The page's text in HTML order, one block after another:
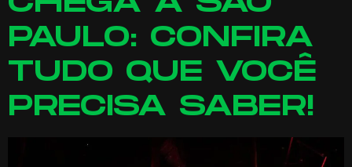
PAULO: CONFIRA
TUDO QUE VOCÊ
PRECISA SABER!